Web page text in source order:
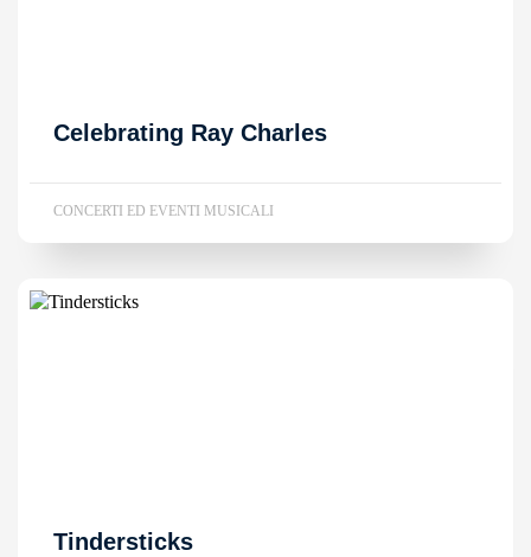
Celebrating Ray Charles
CONCERTI ED EVENTI MUSICALI
Tindersticks